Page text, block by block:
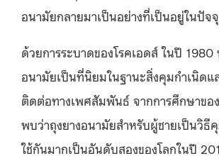
อนามัยกลายมาเป็นอย่างที่เป็นอยู่ในปัจ
ด้วยการระบาดของโรคเอดส์ ในปี 1980
อนามัยเป็นที่นิยมในฐานะสิ่งคุมกำเนิดแ
ติดต่อทางเพศสัมพันธ์ จากการศึกษาขอ
พบว่าถุงยางอนามัยสำหรับผู้ชายเป็นวิธี
ใช้กันมากเป็นอันดับสองของโลกในปี